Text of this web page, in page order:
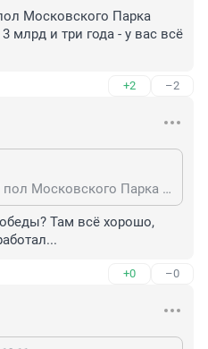
Московского Парка
млрд и три года - у вас всё
+2 –2
Что бы "раздраконить" пол Московского Парка Победы потребовалось 3 млрд и три года - у вас всё впереди! ☝🏼😉
Там всё хорошо,
+0 –0